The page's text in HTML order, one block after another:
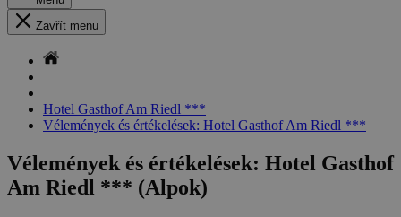
Zavřít menu
Hotel Gasthof Am Riedl ***
Vélemények és értékelések: Hotel Gasthof Am Riedl ***
Vélemények és értékelések: Hotel Gasthof
Am Riedl *** (Alpok)